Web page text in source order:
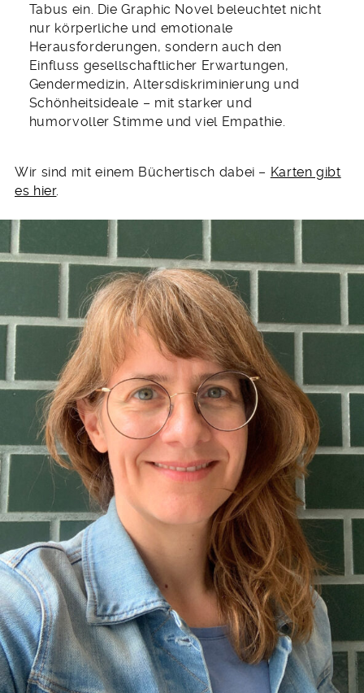
Tabus ein. Die Graphic Novel beleuchtet nicht
nur körperliche und emotionale
Herausforderungen, sondern auch den
Einfluss gesellschaftlicher Erwartungen,
Gendermedizin, Altersdiskriminierung und
Schönheitsideale – mit starker und
humorvoller Stimme und viel Empathie.
Wir sind mit einem Büchertisch dabei – Karten gibt
es hier.